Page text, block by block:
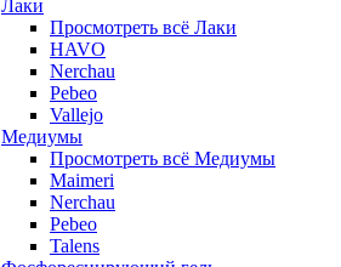
Лаки
Просмотреть всё Лаки
HAVO
Nerchau
Pebeo
Vallejo
Медиумы
Просмотреть всё Медиумы
Maimeri
Nerchau
Pebeo
Talens